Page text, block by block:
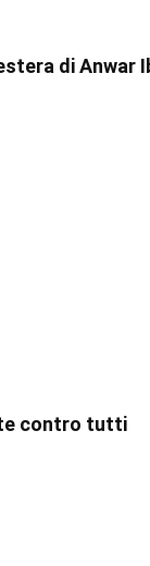
di Anwar
contro tutti